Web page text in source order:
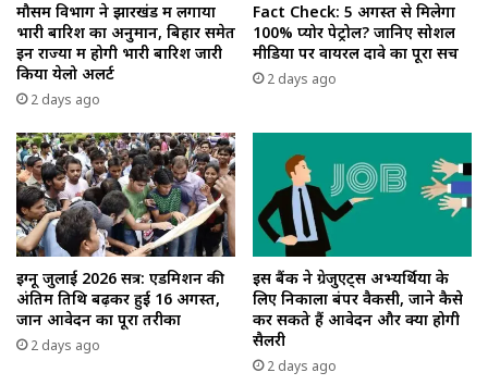
मौसम विभाग ने झारखंड में लगाया
भारी बारिश का अनुमान, बिहार समेत
इन राज्यों में होगी भारी बारिश जारी
किया येलो अलर्ट
2 days ago
Fact Check: 5 अगस्त से मिलेगा
100% प्योर पेट्रोल? जानिए सोशल
मीडिया पर वायरल दावे का पूरा सच
2 days ago
इग्नू जुलाई 2026 सत्र: एडमिशन की
अंतिम तिथि बढ़कर हुई 16 अगस्त,
जानें आवेदन का पूरा तरीका
2 days ago
इस बैंक ने ग्रेजुएट्स अभ्यर्थियों के
लिए निकाला बंपर वैकेंसी, जाने कैसे
कर सकते हैं आवेदन और क्या होगी
सैलरी
2 days ago